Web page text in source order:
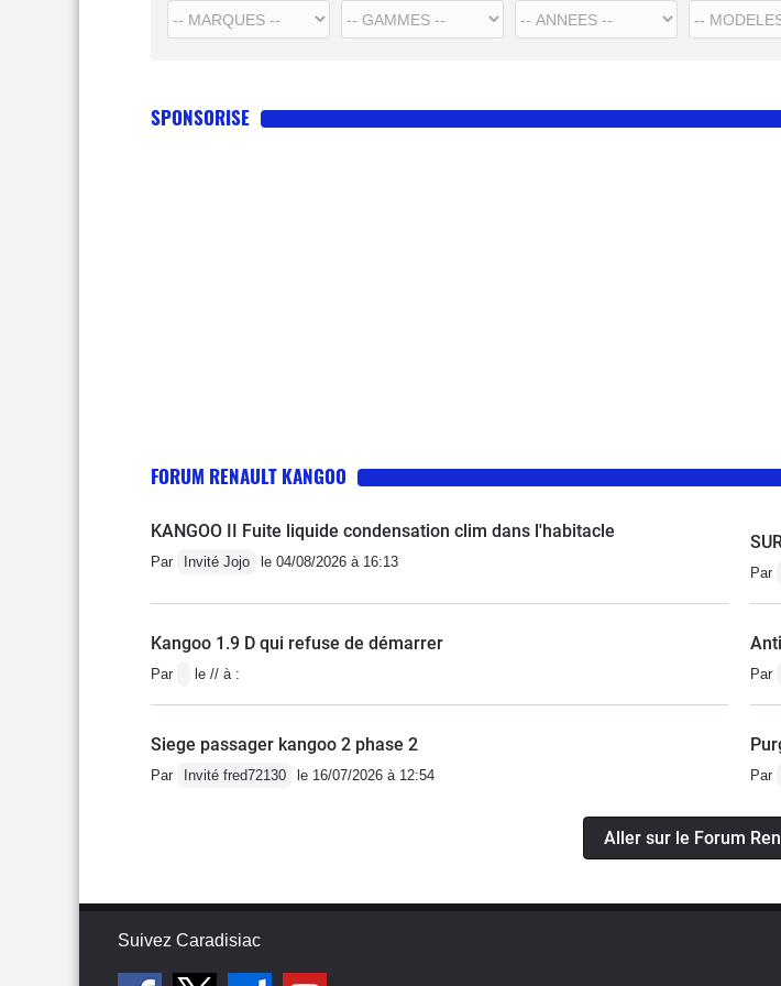
SPONSORISE
FORUM RENAULT KANGOO
KANGOO II Fuite liquide condensation clim dans l'habitacle
Par Invité Jojo le 04/08/2026 à 16:13
Par
Kangoo 1.9 D qui refuse de démarrer
Par le // à : Par
Siege passager kangoo 2 phase 2
Par Invité fred72130 le 16/07/2026 à 12:54 Par
Aller sur le Forum
Suivez Caradisiac